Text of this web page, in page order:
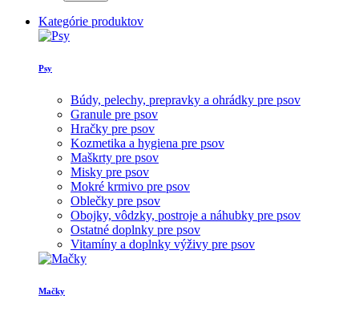
Kategórie produktov
Psy
Búdy, pelechy, prepravky a ohrádky pre psov
Granule pre psov
Hračky pre psov
Kozmetika a hygiena pre psov
Maškrty pre psov
Misky pre psov
Mokré krmivo pre psov
Oblečky pre psov
Obojky, vôdzky, postroje a náhubky pre psov
Ostatné doplnky pre psov
Vitamíny a doplnky výživy pre psov
Mačky